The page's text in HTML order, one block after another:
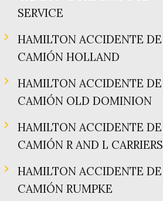
SERVICE
HAMILTON ACCIDENTE DE
CAMIÓN HOLLAND
HAMILTON ACCIDENTE DE
CAMIÓN OLD DOMINION
HAMILTON ACCIDENTE DE
CAMIÓN R AND L CARRIERS
HAMILTON ACCIDENTE DE
CAMIÓN RUMPKE